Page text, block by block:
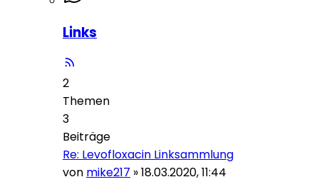
Links
2
Themen
3
Beiträge
Re: Levofloxacin Linksammlung
von mike217 »18.03.2020, 11:44